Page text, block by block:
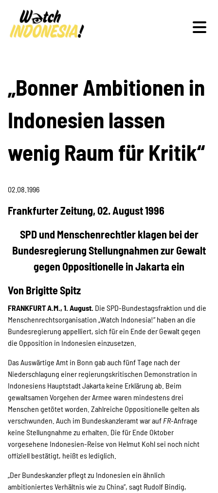
Schwerpunkte
Veranstaltungen
Projekte
Kampagne
Stellenangebote
Werde Mitglied
Newsletter abonnieren
SPENDEN
Über uns
„Bonner Ambitionen in
Indonesien lassen
wenig Raum für Kritik“
02.08.1996
Frankfurter Zeitung, 02. August 1996
SPD und Menschenrechtler klagen bei der
Bundesregierung Stellungnahmen zur Gewalt
gegen Oppositionelle in Jakarta ein
Von Brigitte Spitz
FRANKFURT A.M., 1. August. Die SPD-Bundestagsfraktion und die
Menschenrechtsorganisation „Watch Indonesia!“ haben an die
Bundesregierung appelliert, sich für ein Ende der Gewalt gegen
die Opposition in Indonesien einzusetzen.
Das Auswärtige Amt in Bonn gab auch fünf Tage nach der
Niederschlagung einer regierungskritischen Demonstration in
Indonesiens Hauptstadt Jakarta keine Erklärung ab. Beim
gewaltsamen Vorgehen der Armee waren mindestens drei
Menschen getötet worden. Zahlreiche Oppositionelle gelten als
verschwunden. Auch im Bundeskanzleramt war auf FR-Anfrage
keine Stellungnahme zu erhalten. Die für Ende Oktober
vorgesehene Indonesien-Reise von Helmut Kohl sei noch nicht
offiziell bestätigt, heißt es lediglich.
„Der Bundeskanzler pflegt zu Indonesien ein ähnlich
ambitioniertes Verhältnis wie zu China“, sagt Rudolf Bindig,